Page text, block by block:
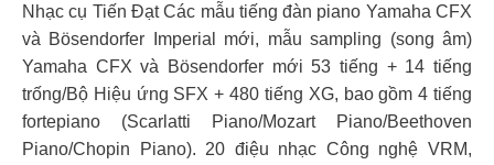
Nhạc cụ Tiến Đạt Các mẫu tiếng đàn piano Yamaha CFX
và Bösendorfer Imperial mới, mẫu sampling (song âm)
Yamaha CFX và Bösendorfer mới 53 tiếng + 14 tiếng
trống/Bộ Hiệu ứng SFX + 480 tiếng XG, bao gồm 4 tiếng
fortepiano (Scarlatti Piano/Mozart Piano/Beethoven
Piano/Chopin Piano). 20 điệu nhạc Công nghệ VRM,